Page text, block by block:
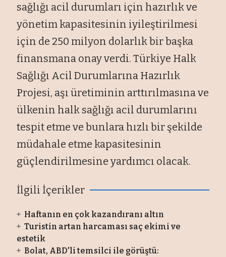
sağlığı acil durumları için hazırlık ve
yönetim kapasitesinin iyileştirilmesi
için de 250 milyon dolarlık bir başka
finansmana onay verdi. Türkiye Halk
Sağlığı Acil Durumlarına Hazırlık
Projesi, aşı üretiminin arttırılmasına ve
ülkenin halk sağlığı acil durumlarını
tespit etme ve bunlara hızlı bir şekilde
müdahale etme kapasitesinin
güçlendirilmesine yardımcı olacak.
İlgili İçerikler
Haftanın en çok kazandıranı altın
Turistin artan harcaması saç ekimi ve
estetik
Bolat, ABD'li temsilci ile görüştü: